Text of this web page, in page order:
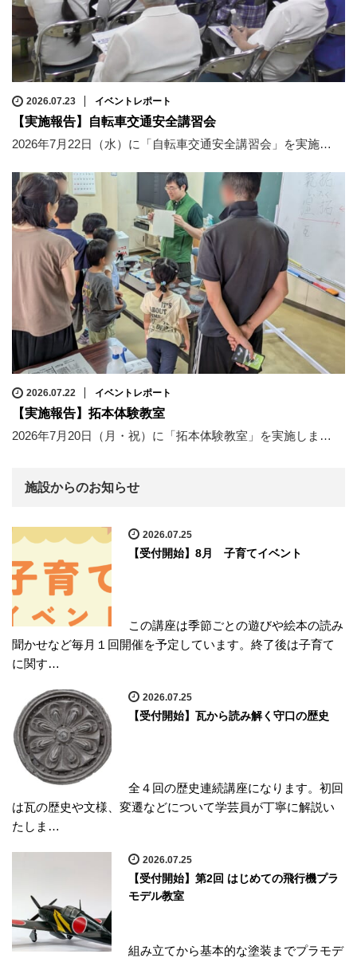
2026.07.23 イベントレポート
【実施報告】自転車交通安全講習会
2026年7月22日（水）に「自転車交通安全講習会」を実施…
2026.07.22 イベントレポート
【実施報告】拓本体験教室
2026年7月20日（月・祝）に「拓本体験教室」を実施しま…
施設からのお知らせ
2026.07.25
【受付開始】8月 子育てイベント
この講座は季節ごとの遊びや絵本の読み
聞かせなど毎月１回開催を予定しています。終了後は子育て
に関す…
2026.07.25
【受付開始】瓦から読み解く守口の歴史
全４回の歴史連続講座になります。初回
は瓦の歴史や文様、変遷などについて学芸員が丁寧に解説い
たしま…
2026.07.25
【受付開始】第2回 はじめての飛行機プラ
モデル教室
組み立てから基本的な塗装までプラモデ